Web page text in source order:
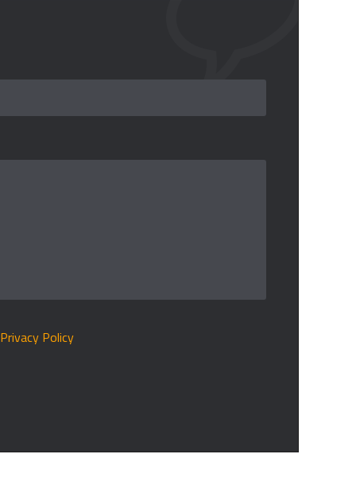
Privacy Policy